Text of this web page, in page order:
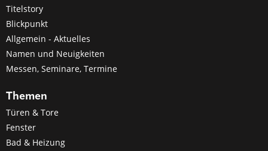
Titelstory
Blickpunkt
Allgemein - Aktuelles
Namen und Neuigkeiten
Messen, Seminare, Termine
Themen
Türen & Tore
Fenster
Bad & Heizung